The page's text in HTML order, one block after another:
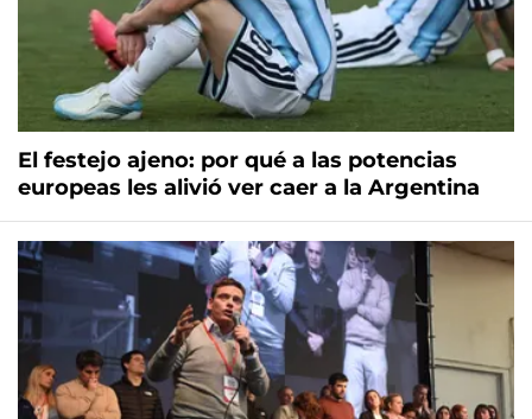
El festejo ajeno: por qué a las potencias
europeas les alivió ver caer a la Argentina